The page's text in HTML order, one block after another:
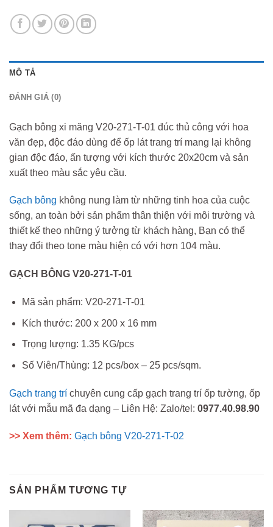
MÔ TẢ
ĐÁNH GIÁ (0)
Gạch bông xi măng V20-271-T-01 đúc thủ công với hoa
văn đẹp, độc đáo dùng để ốp lát trang trí mang lại không
gian độc đáo, ấn tượng với kích thước 20x20cm và sản
xuất theo màu sắc yêu cầu.
Gạch bông không nung làm từ những tinh hoa của cuộc
sống, an toàn bởi sản phẩm thân thiện với môi trường và
thiết kế theo những ý tưởng từ khách hàng, Bạn có thể
thay đổi theo tone màu hiện có với hơn 104 màu.
GẠCH BÔNG V20-271-T-01
Mã sản phẩm: V20-271-T-01
Kích thước: 200 x 200 x 16 mm
Trọng lượng: 1.35 KG/pcs
Số Viên/Thùng: 12 pcs/box – 25 pcs/sqm.
Gạch trang trí chuyên cung cấp gạch trang trí ốp tường, ốp
lát với mẫu mã đa dạng – Liên Hệ: Zalo/tel: 0977.40.98.90
>> Xem thêm: Gạch bông V20-271-T-02
SẢN PHẨM TƯƠNG TỰ